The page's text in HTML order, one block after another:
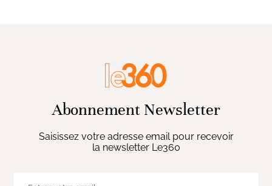
Abonnement Newsletter
Saisissez votre adresse email pour recevoir
la newsletter Le360